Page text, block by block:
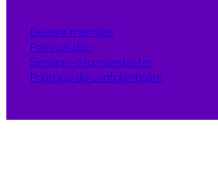
Devenir membre
Faire un don
S’inscrire à la newsletter
Politique de confidentialité